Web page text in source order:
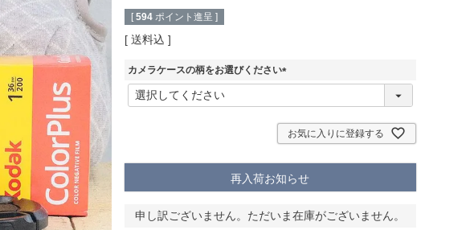
[ 594 ポイント進呈 ]
送料込
カメラケースの柄をお選びください
(
お気に入りに登録する
再入荷お知らせ
申し訳ございません。ただいま在庫がございません。